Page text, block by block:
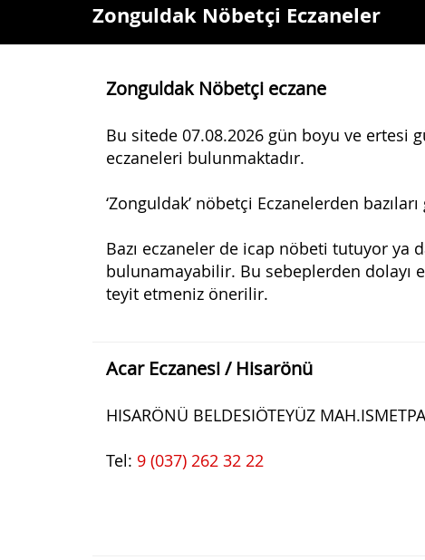
Zonguldak Nöbetçi Eczaneler
Zonguldak Nöbetçi eczane
Bu sitede 07.08.2026 gün boyu ve ertesi
eczaneleri bulunmaktadır.
‘Zonguldak’ nöbetçi Eczanelerden
Bazı eczaneler de icap nöbeti tutuyor ya
bulunamayabilir. Bu sebeplerden dolayı
teyit etmeniz önerilir.
Acar Eczanesi / Hisarönü
HISARÖNÜ BELDESIÖTEYÜZ
Tel: 9 (037) 262 32 22